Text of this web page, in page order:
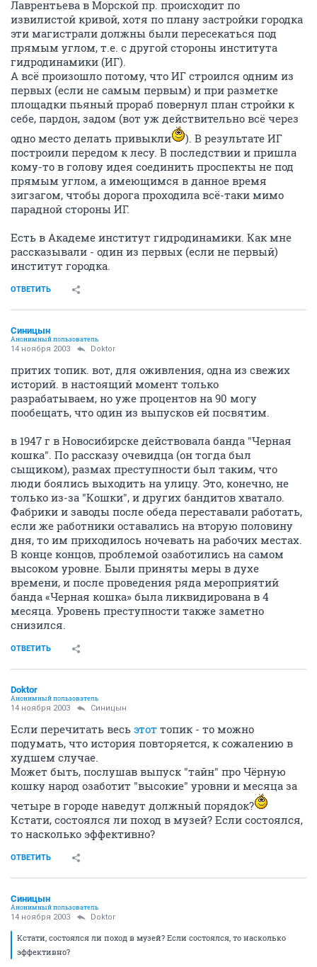
Лаврентьева в Морской пр. происходит по
извилистой кривой, хотя по плану застройки городка
эти магистрали должны были пересекаться под
прямым углом, т.е. с другой стороны института
гидродинамики (ИГ).
А всё произошло потому, что ИГ строился одним из
первых (если не самым первым) и при разметке
площадки пьяный прораб повернул план стройки к
себе, пардон, задом (вот уж действительно всё через
одно место делать привыкли
). В результате ИГ
построили передом к лесу. В последствии и пришла
кому-то в голову идея соединить проспекты не под
прямым углом, а имеющимся в данное время
зигзагом, чтобы дорога проходила всё-таки мимо
парадной стороны ИГ.
Есть в Академе институт гидродинамики. Как мне
рассказывали - один из первых (если не первый)
институт городка.
ОТВЕТИТЬ
Синицын
Анонимный пользователь
14 ноября 2003 Doktor
притих топик. вот, для оживления, одна из свежих
историй. в настоящий момент только
разрабатываем, но уже процентов на 90 могу
пообещать, что один из выпусков ей посвятим.
в 1947 г в Новосибирске действовала банда "Черная
кошка". По рассказу очевидца (он тогда был
сыщиком), размах преступности был таким, что
люди боялись выходить на улицу. Это, конечно, не
только из-за "Кошки", и других бандитов хватало.
Фабрики и заводы после обеда переставали работать,
если же работники оставались на вторую половину
дня, то им приходилось ночевать на рабочих местах.
В конце концов, проблемой озаботились на самом
высоком уровне. Были приняты меры в духе
времени, и после проведения ряда мероприятий
банда «Черная кошка» была ликвидирована в 4
месяца. Уровень преступности также заметно
снизился.
ОТВЕТИТЬ
Doktor
Анонимный пользователь
14 ноября 2003 Синицын
Если перечитать весь этот топик - то можно
подумать, что история повторяется, к сожалению в
худшем случае.
Может быть, послушав выпуск "тайн" про Чёрную
кошку народ озаботит "высокие" уровни и месяца за
четыре в городе наведут должный порядок?
Кстати, состоялся ли поход в музей? Если состоялся,
то насколько эффективно?
ОТВЕТИТЬ
Синицын
Анонимный пользователь
14 ноября 2003 Doktor
Кстати, состоялся ли поход в музей? Если состоялся, то насколько
эффективно?